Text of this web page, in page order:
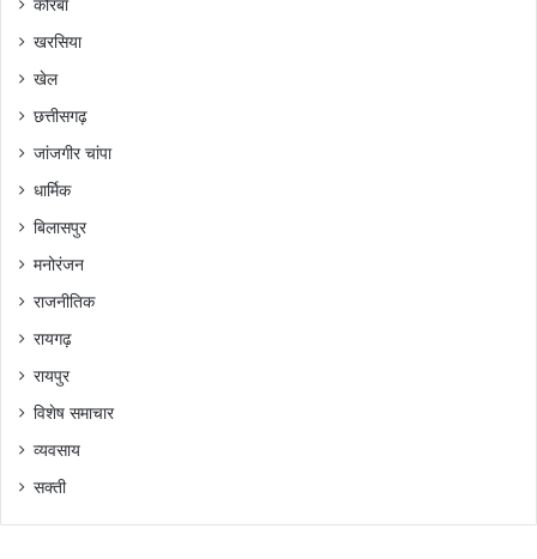
कोरबा
खरसिया
खेल
छत्तीसगढ़
जांजगीर चांपा
धार्मिक
बिलासपुर
मनोरंजन
राजनीतिक
रायगढ़
रायपुर
विशेष समाचार
व्यवसाय
सक्ती